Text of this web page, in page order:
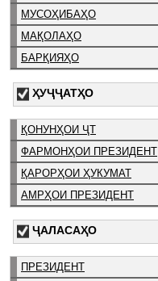
МУСОҲИБАҲО
МАҚОЛАҲО
БАРҚИЯҲО
ҲУҶҶАТҲО
ҚОНУНҲОИ ҶТ
ФАРМОНҲОИ ПРЕЗИДЕНТ
ҚАРОРҲОИ ҲУКУМАТ
АМРҲОИ ПРЕЗИДЕНТ
ҶАЛАСАҲО
ПРЕЗИДЕНТ